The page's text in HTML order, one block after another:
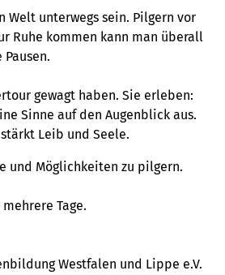
Abendveranstaltungen
Bildungsplattform
Hilfe
unterwegs sein. Pilgern vor
Ruhe kommen kann man überall
gewagt haben. Sie erleben:
Sinne auf den Augenblick aus.
Leib und Seele.
und Möglichkeiten zu pilgern.
Tage.
Westfalen und Lippe e.V.